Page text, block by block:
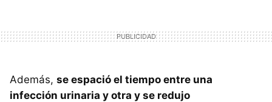
Además, se espació el tiempo entre una
infección urinaria y otra y se redujo